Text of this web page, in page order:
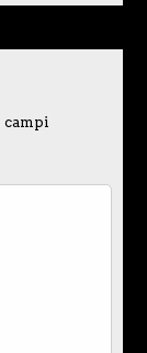
campi